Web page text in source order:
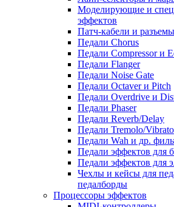
Моделирующие и
эффектов
Патч-кабели и
Педали Chorus
Педали Compressor и
Педали Flanger
Педали Noise Gate
Педали Octaver и Pitch
Педали Overdrive и
Педали Phaser
Педали Reverb/Delay
Педали Tremolo/Vibrato
Педали Wah и др.
Педали эффектов для
Педали эффектов для
Чехлы и кейсы для
педалборды
Процессоры эффектов